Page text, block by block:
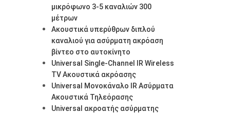
μικρόφωνο 3-5 καναλιών 300
μέτρων
Ακουστικά υπερύθρων διπλού
καναλιού για ασύρματη ακρόαση
βίντεο στο αυτοκίνητο
Universal Single-Channel IR Wireless
TV Ακουστικά ακρόασης
Universal Μονοκάναλο IR Ασύρματα
Ακουστικά Τηλεόρασης
Universal ακροατής ασύρματης